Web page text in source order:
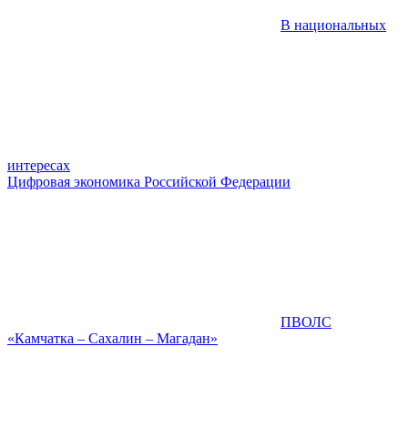
В национальных
интересах
Цифровая экономика Российской Федерации
ПВОЛС
«Камчатка – Сахалин – Магадан»